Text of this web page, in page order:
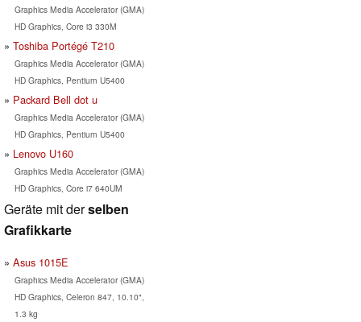
Graphics Media Accelerator (GMA)
HD Graphics, Core i3 330M
Toshiba Portégé T210
Graphics Media Accelerator (GMA)
HD Graphics, Pentium U5400
Packard Bell dot u
Graphics Media Accelerator (GMA)
HD Graphics, Pentium U5400
Lenovo U160
Graphics Media Accelerator (GMA)
HD Graphics, Core i7 640UM
Geräte mit derselben
Grafikkarte
Asus 1015E
Graphics Media Accelerator (GMA)
HD Graphics, Celeron 847, 10.10",
1.3 kg